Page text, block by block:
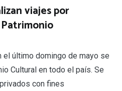
viajes por
el último domingo de mayo se
Cultural en todo el país. Se
con fines